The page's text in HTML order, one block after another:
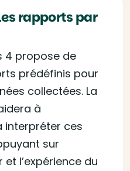
rapports par
4 propose de
prédéfinis pour
collectées. La
à
interpréter ces
sur
et l’expérience du